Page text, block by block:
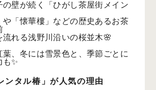
の壁が続く「ひがし茶屋街メイン
や「懐華樓」などの歴史あるお茶
流れる浅野川沿いの桜並木🌸
葉、冬には雪景色と、季節ごとに
✨
ンタル椿」が人気の理由